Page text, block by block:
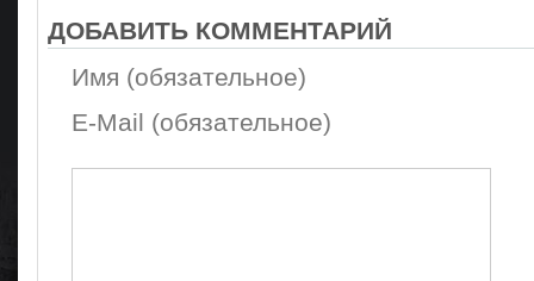
ДОБАВИТЬ КОММЕНТАРИЙ
Имя (обязательное)
E-Mail (обязательное)